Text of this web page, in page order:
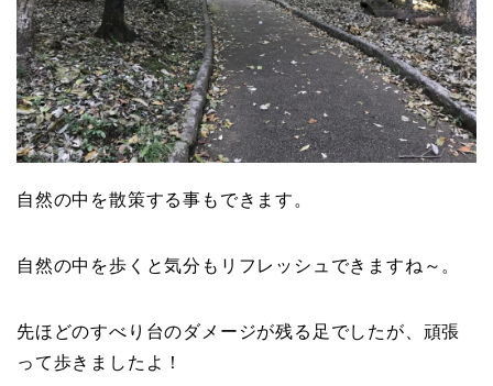
自然の中を散策する事もできます。
自然の中を歩くと気分もリフレッシュできますね～。
先ほどのすべり台のダメージが残る足でしたが、頑張
って歩きましたよ！